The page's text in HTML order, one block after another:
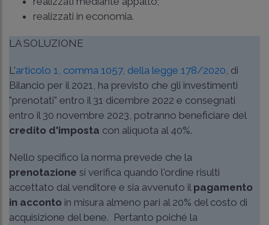
realizzati in economia.
LA SOLUZIONE
L'articolo 1, comma 1057, della legge 178/2020 , di
Bilancio per il 2021, ha previsto che gli investimenti
"prenotati" entro il 31 dicembre 2022 e consegnati
entro il 30 novembre 2023, potranno beneficiare del
credito d'imposta con aliquota al 40%.
Nello specifico la norma prevede che la
prenotazione si verifica quando l'ordine risulti
accettato dal venditore e sia avvenuto il pagamento
in acconto in misura almeno pari al 20% del costo di
acquisizione del bene. Pertanto poiché la